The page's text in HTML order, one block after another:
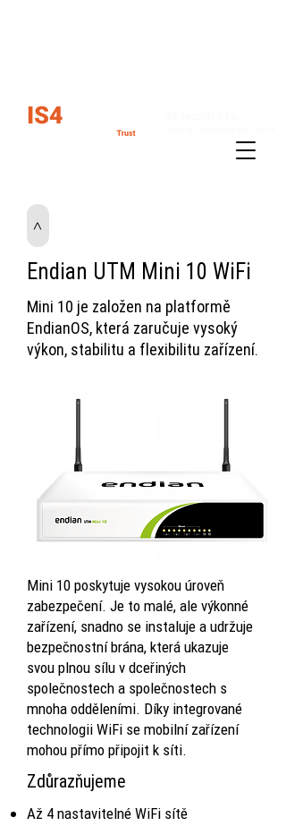
>
Endian UTM Mini 10 WiFi
Mini 10 je založen na platformě
EndianOS, která zaručuje vysoký
výkon, stabilitu a flexibilitu zařízení.
Mini 10 poskytuje vysokou úroveň
zabezpečení. Je to malé, ale výkonné
zařízení, snadno se instaluje a udržuje
bezpečnostní brána, která ukazuje
svou plnou sílu v dceřiných
společnostech a společnostech s
mnoha odděleními. Díky integrované
technologii WiFi se mobilní zařízení
mohou přímo připojit k síti.
Zdůrazňujeme
Až 4 nastavitelné WiFi sítě